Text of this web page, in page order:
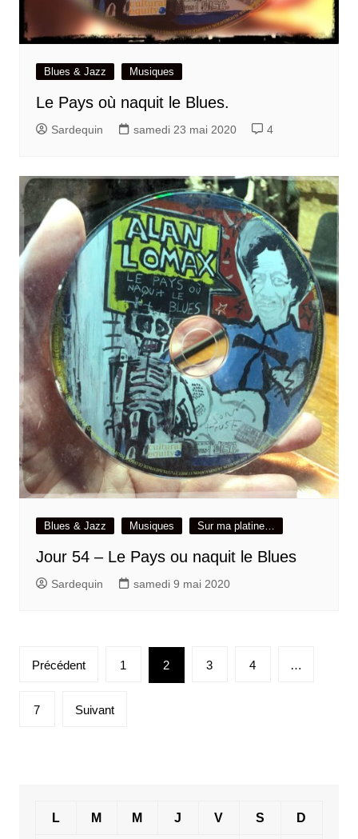
Blues & Jazz Musiques
Le Pays où naquit le Blues.
Sardequin samedi 23 mai 2020 4
Blues & Jazz Musiques Sur ma platine…
Jour 54 – Le Pays ou naquit le Blues
Sardequin samedi 9 mai 2020
Pagination
publications
Précédent 1 2 3 4 …
7 Suivant
L M M J V S D